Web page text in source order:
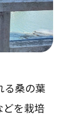
る桑の葉
どを栽培